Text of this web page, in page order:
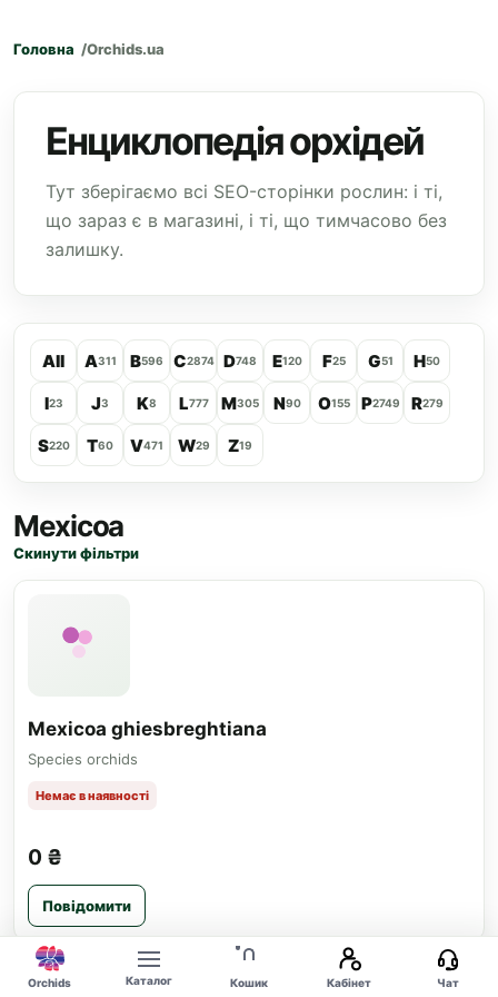
Головна Orchids.ua
Енциклопедія орхідей
Тут зберігаємо всі SEO-сторінки рослин: і ті,
що зараз є в магазині, і ті, що тимчасово без
залишку.
All A311 B596 C2874 D748 E120 F25 G51 H50
I23 J3 K8 L777 M305 N90 O155 P2749 R279
S220 T60 V471 W29 Z19
Mexicoa
Скинути фільтри
Mexicoa ghiesbreghtiana
Species orchids
Немає в наявності
0 ₴
Повідомити
Orchids Каталог Кошик Кабінет Чат